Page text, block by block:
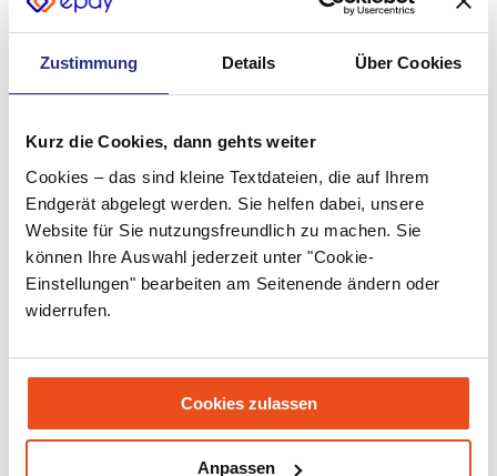
Zustimmung Details Über Cookies
Kurz die Cookies, dann gehts weiter
Cookies – das sind kleine Textdateien, die auf Ihrem
Endgerät abgelegt werden. Sie helfen dabei, unsere
Website für Sie nutzungsfreundlich zu machen. Sie
können Ihre Auswahl jederzeit unter "Cookie-
Einstellungen" bearbeiten am Seitenende ändern oder
widerrufen.
Cookies zulassen
Anpassen
Juli 2022
Juni 2022
Mai 2022
April 2022
März 2022
Februar 2022
Januar 2022
Dezember 2021
November 2021
September 2021